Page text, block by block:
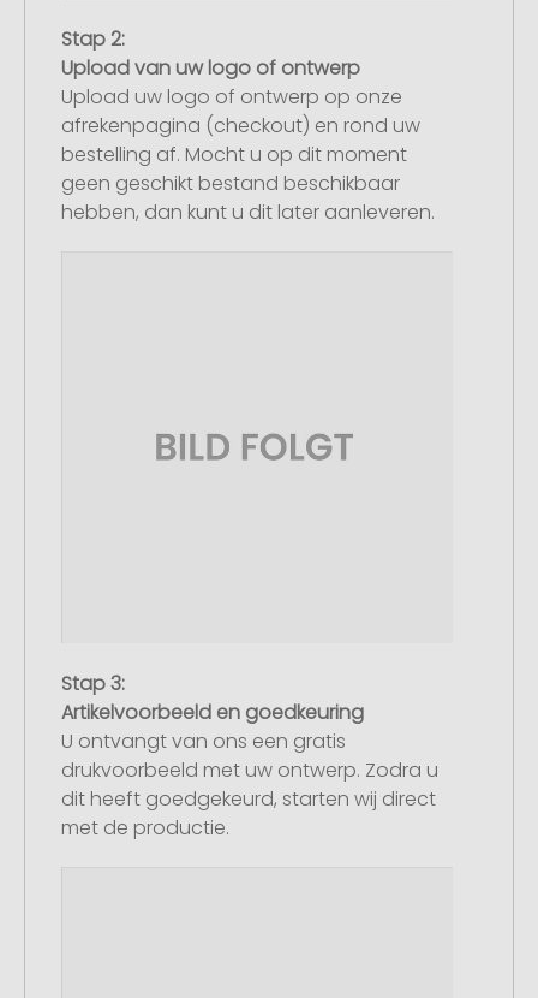
Stap 2:
Upload van uw logo of ontwerp
Upload uw logo of ontwerp op onze
afrekenpagina (checkout) en rond uw
bestelling af. Mocht u op dit moment
geen geschikt bestand beschikbaar
hebben, dan kunt u dit later aanleveren.
Stap 3:
Artikelvoorbeeld en goedkeuring
U ontvangt van ons een gratis
drukvoorbeeld met uw ontwerp. Zodra u
dit heeft goedgekeurd, starten wij direct
met de productie.